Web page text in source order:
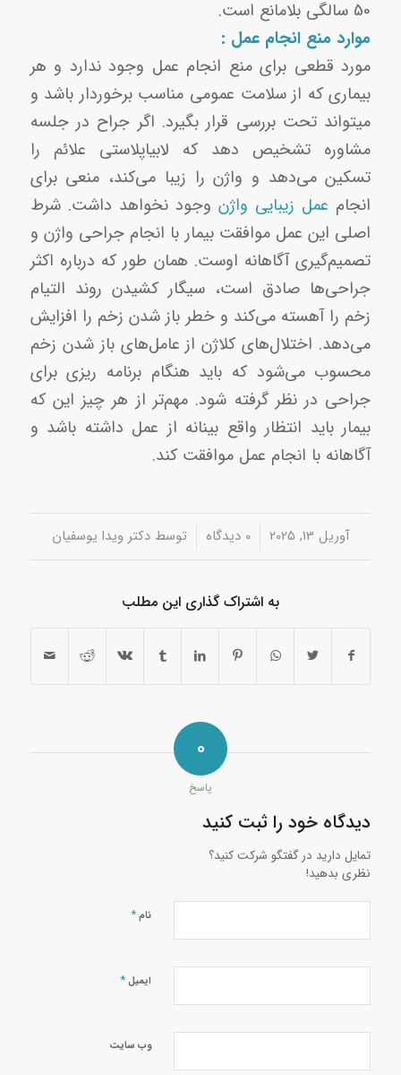
50 سالگی بلامانع است.
موارد منع انجام عمل :
مورد قطعی برای منع انجام عمل وجود ندارد و هر
بیماری که از سلامت عمومی مناسب برخوردار باشد و
میتواند تحت بررسی قرار بگیرد. اگر جراح در جلسه
مشاوره تشخیص دهد که لابیاپلاستی علائم را
تسکین می‌دهد و واژن را زیبا می‌کند، منعی برای
انجام عمل زیبایی واژنوجود نخواهد داشت. شرط
اصلی این عمل موافقت بیمار با انجام جراحی واژن و
تصمیم‌گیری آگاهانه اوست. همان طور که درباره اکثر
جراحی‌ها صادق است، سیگار کشیدن روند التیام
زخم را آهسته می‌کند و خطر باز شدن زخم را افزایش
می‌دهد. اختلال‌های کلاژن از عامل‌های باز شدن زخم
محسوب می‌شود که باید هنگام برنامه ریزی برای
جراحی در نظر گرفته شود. مهم‌تر از هر چیز این که
بیمار باید انتظار واقع بینانه از عمل داشته باشد و
آگاهانه با انجام عمل موافقت کند.
آوریل 13, 2025 0 دیدگاه‌/ توسطدکتر ویدا یوسفیان
به اشتراک گذاری این مطلب
0
پاسخ
دیدگاه خود را ثبت کنید
تمایل دارید در گفتگو شرکت کنید؟
نظری بدهید!
نام*
ایمیل*
وب‌ سایت